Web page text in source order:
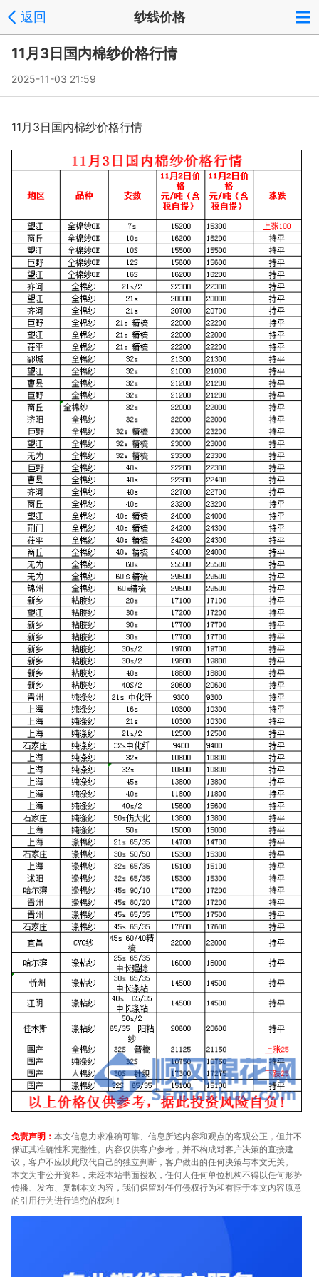
返回 纱线价格
11月3日国内棉纱价格行情
2025-11-03 21:59
11月3日国内棉纱价格行情
免责声明： 本文信息力求准确可靠、信息所述内容和观点的客观公正，但并不
保证其准确性和完整性。内容仅供客户参考，并不构成对客户决策的直接建
议，客户不应以此取代自己的独立判断，客户做出的任何决策与本文无关。
本文为非公开资料，未经本站书面授权，任何人任何单位机构不得以任何形势
传播、发布、复制本文内容，我们保留对任何侵权行为和有悖于本文内容原意
的引用行为进行追究的权利！